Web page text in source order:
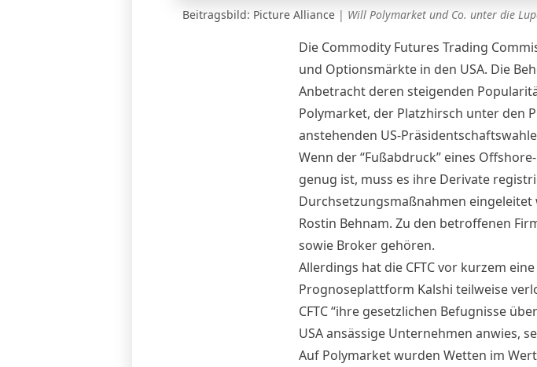
Beitragsbild: Picture Alliance | Will Polymarket und Co. unter die
Die Commodity Futures Trading
und Optionsmärkte in den USA. Die
Anbetracht deren steigenden
Polymarket, der Platzhirsch unter den
anstehenden US-
Wenn der “Fußabdruck” eines
genug ist, muss es ihre Derivate
Durchsetzungsmaßnahmen eingeleitet
Rostin Behnam. Zu den betroffenen
sowie Broker gehören.
Allerdings hat die CFTC vor kurzem
Prognoseplattform Kalshi teilweise
CFTC “ihre gesetzlichen Befugnisse
USA ansässige Unternehmen anwies,
Auf Polymarket wurden Wetten im